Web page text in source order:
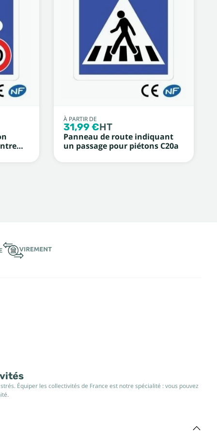
À PARTIR DE
31,99 €HT
Panneau de route indiquant
un passage pour piétons C20a
Équiper les collectivités de France est notre spécialité : vous pouvez